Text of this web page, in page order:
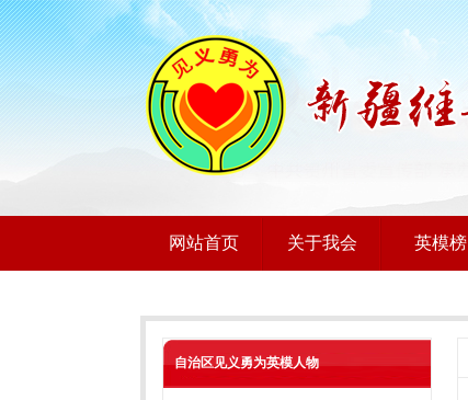
网站首页 关于我会 英模榜
自治区见义勇为英模人物